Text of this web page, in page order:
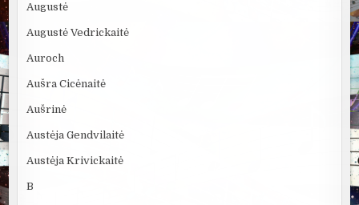
Augustė
Augustė Vedrickaitė
Auroch
Aušra Cicėnaitė
Aušrinė
Austėja Gendvilaitė
Austėja Krivickaitė
B